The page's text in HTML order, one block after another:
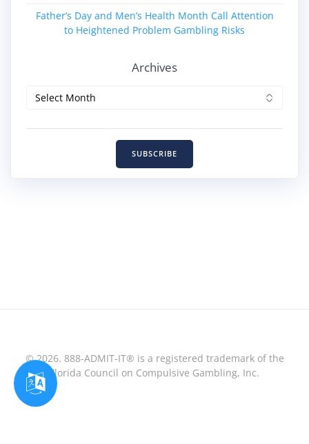
Father’s Day and Men’s Health Month Call Attention
to Heightened Problem Gambling Risks
Archives
SUBSCRIBE
© 2026. 888-ADMIT-IT® is a registered trademark of the
Florida Council on Compulsive Gambling, Inc.